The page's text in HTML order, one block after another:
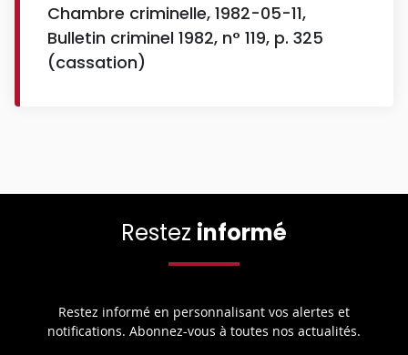
Chambre criminelle, 1982-05-11,
Bulletin criminel 1982, n° 119, p. 325
(cassation)
Restez informé
Restez informé en personnalisant vos alertes et
notifications. Abonnez-vous à toutes nos actualités.